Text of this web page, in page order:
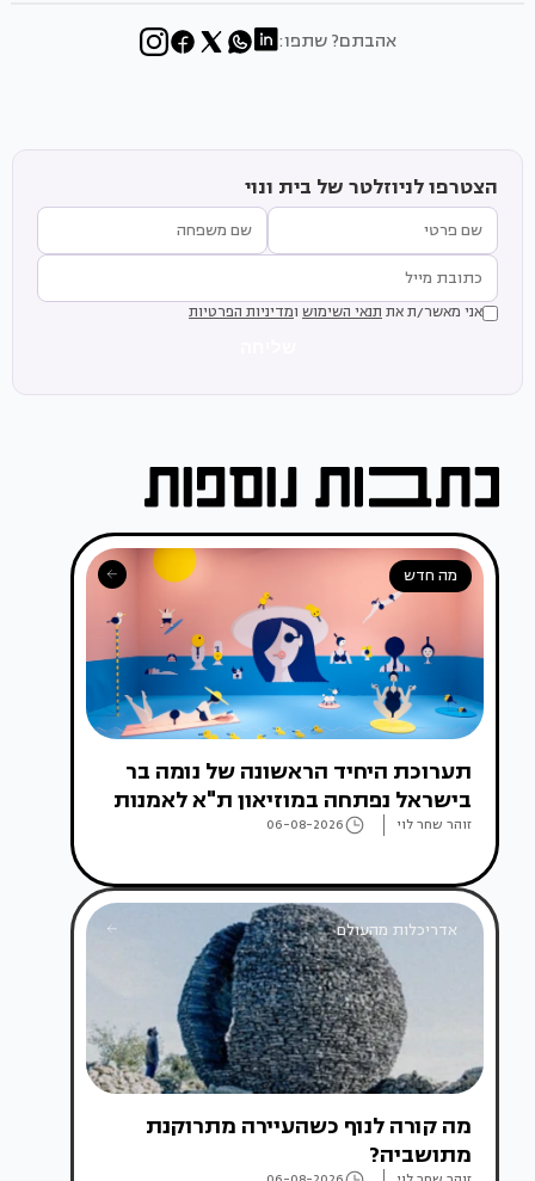
אהבתם? שתפו:
הצטרפו לניוזלטר של בית ונוי
אני מאשר/ת את תנאי השימוש ומדיניות הפרטיות
מה חדש
תערוכת היחיד הראשונה של נומה בר
בישראל נפתחה במוזיאון ת"א לאמנות
זוהר שחר לוי 06-08-2026
אדריכלות מהעולם
מה קורה לנוף כשהעיירה מתרוקנת
מתושביה?